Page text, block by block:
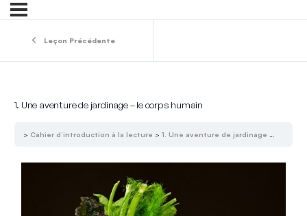
Leçon Précédente
1. Une aventure de jardinage – le corps humain
Cahier d’introduction à la lecture 1. Une aventure de jardinage – le corps humain